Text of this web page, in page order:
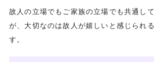
故人の立場でもご家族の立場でも共通し
が、大切なのは故人が嬉しいと感じられ
す。